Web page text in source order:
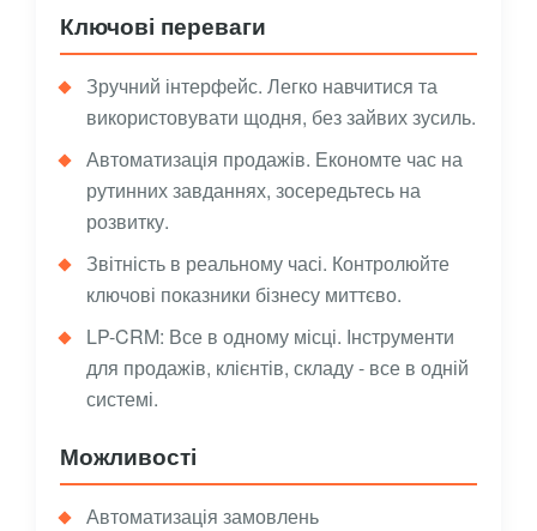
Ключові переваги
Зручний інтерфейс. Легко навчитися та
використовувати щодня, без зайвих зусиль.
Автоматизація продажів. Економте час на
рутинних завданнях, зосередьтесь на
розвитку.
Звітність в реальному часі. Контролюйте
ключові показники бізнесу миттєво.
LP-CRM: Все в одному місці. Інструменти
для продажів, клієнтів, складу - все в одній
системі.
Можливості
Автоматизація замовлень